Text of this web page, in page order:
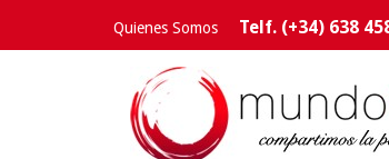
Quienes Somos Telf. (+34) 638